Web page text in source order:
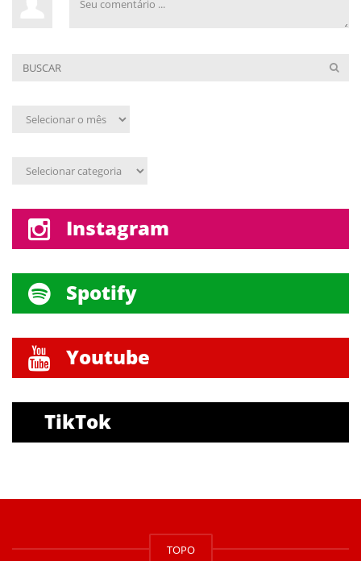
Arquivo
Assunto
Instagram
Spotify
Youtube
TikTok
TOPO